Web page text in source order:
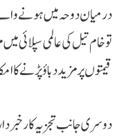
درمیان دوحہ میں ہونے
تو خام تیل کی عالمی سپلائی
قیمتوں پر مزید دباؤ پڑنے
دوسری جانب تجزیہ کار